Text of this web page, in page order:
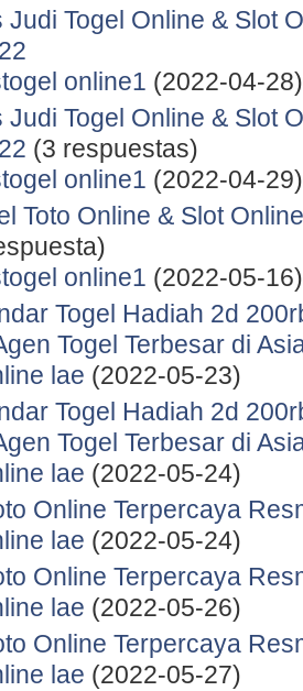
Judi Togel Online & Slot
online1 (2022-04-28)
Judi Togel Online & Slot
(3 respuestas)
online1 (2022-04-29)
Toto Online & Slot
online1 (2022-05-16)
Togel Hadiah 2d
Togel Terbesar di
lae (2022-05-23)
Togel Hadiah 2d
Togel Terbesar di
lae (2022-05-24)
Online Terpercaya
lae (2022-05-24)
Online Terpercaya
lae (2022-05-26)
Online Terpercaya
lae (2022-05-27)